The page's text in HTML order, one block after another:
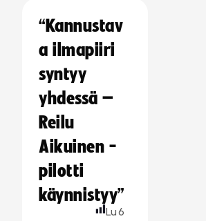
“Kannustav
a ilmapiiri
syntyy
yhdessä –
Reilu
Aikuinen -
pilotti
käynnistyy”
Lu6